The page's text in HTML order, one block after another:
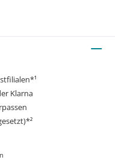
Klarna